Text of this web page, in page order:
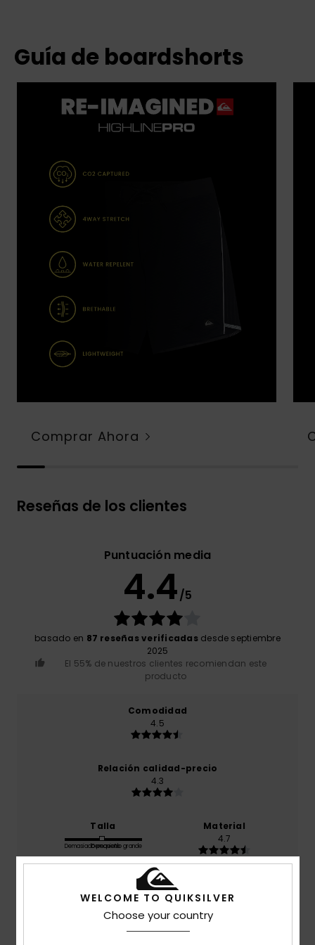
Guía de boardshorts
Comprar Ahora
Reseñas de los clientes
Puntuación media
4.4/5
basado en 87 reseñas verificadasdesde septiembre
2025
El 55% de nuestros clientes recomiendan este
producto
Comodidad
4.5
Relación calidad-precio
4.3
Talla
Demasiado pequeño
Demasiado grande
Material
4.7
Color
4.8
WELCOME TO QUIKSILVER
Choose your country